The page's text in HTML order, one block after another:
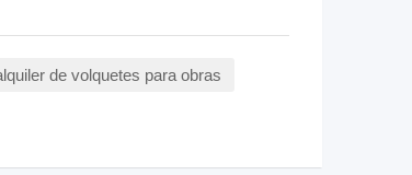
de volquetes para obras